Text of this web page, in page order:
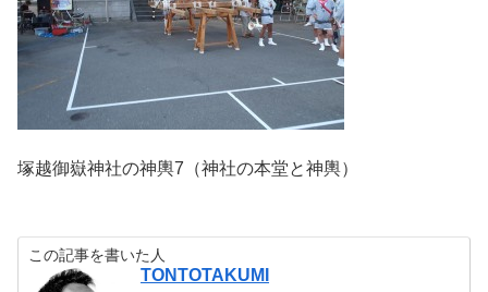
塚越御嶽神社の神輿7（神社の本堂と神輿）
この記事を書いた人
TONTOTAKUMI